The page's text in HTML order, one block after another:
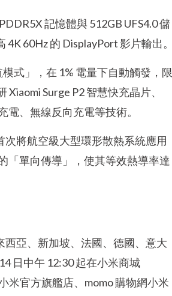
記憶體與 512GB UFS4.0 儲
60Hz 的 DisplayPort 影片輸出。
式」，在 1% 電量下自動觸發，限
Surge P2 智慧快充晶片、
電、無線反向充電等技術。
次將航空級大型環形散熱系統應用
「單向傳導」，使其等效熱導率達
西亞、新加坡、法國、德國、意大
日中午 12:30 起在小米商城
米官方旗艦店、momo 購物網小米